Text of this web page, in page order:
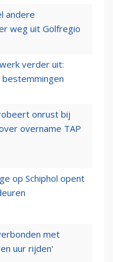
andere
weg uit Golfregio
verder uit:
onrust bij
overname TAP
op Schiphol opent
met
uur rijden'